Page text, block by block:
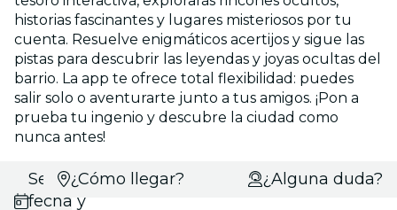
historias fascinantes y lugares misteriosos por tu
cuenta. Resuelve enigmáticos acertijos y sigue las
pistas para descubrir las leyendas y joyas ocultas del
barrio. La app te ofrece total flexibilidad: puedes
salir solo o aventurarte junto a tus amigos. ¡Pon a
prueba tu ingenio y descubre la ciudad como
nunca antes!
Selecciona
fecha y
¿Cómo llegar? ¿Alguna duda?